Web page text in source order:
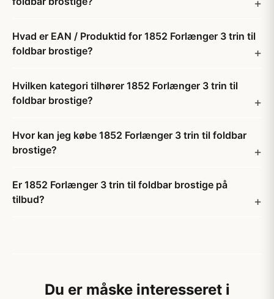
Hvad er EAN / Produktid for 1852 Forlænger 3 trin til
foldbar brostige?
Hvilken kategori tilhører 1852 Forlænger 3 trin til
foldbar brostige?
Hvor kan jeg købe 1852 Forlænger 3 trin til foldbar
brostige?
Er 1852 Forlænger 3 trin til foldbar brostige på
tilbud?
Du er måske interesseret i